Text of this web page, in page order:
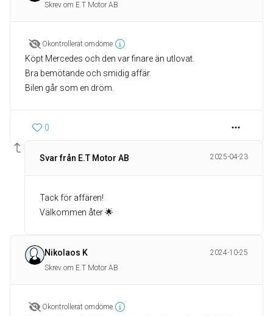
Skrev om E.T Motor AB
Okontrollerat omdöme
Köpt Mercedes och den var finare än utlovat.
Bra bemötande och smidig affär.
0
Svar från E.T Motor AB 2025-04-23
Tack för affären!
Välkommen åter 🌟
Nikolaos K
2024-10-25
Skrev om E.T Motor AB
Okontrollerat omdöme